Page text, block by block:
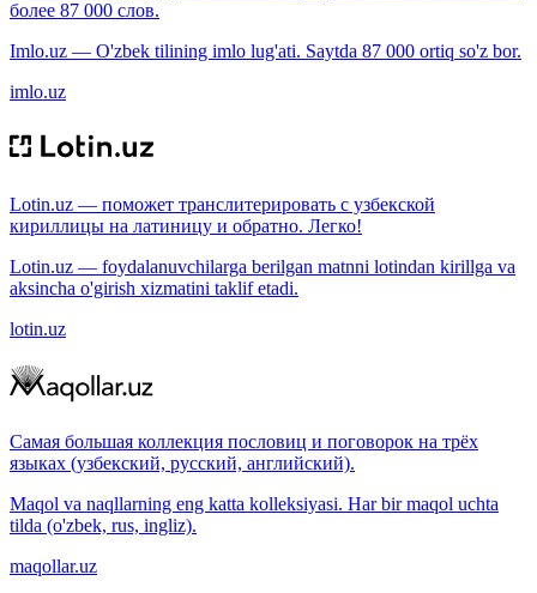
более 87 000 слов.
Imlo.uz — O'zbek tilining imlo lug'ati. Saytda 87 000 ortiq so'z bor.
imlo.uz
Lotin.uz — поможет транслитерировать с узбекской
кириллицы на латиницу и обратно. Легко!
Lotin.uz — foydalanuvchilarga berilgan matnni lotindan kirillga va
aksincha o'girish xizmatini taklif etadi.
lotin.uz
Самая большая коллекция пословиц и поговорок на трёх
языках (узбекский, русский, английский).
Maqol va naqllarning eng katta kolleksiyasi. Har bir maqol uchta
tilda (o'zbek, rus, ingliz).
maqollar.uz